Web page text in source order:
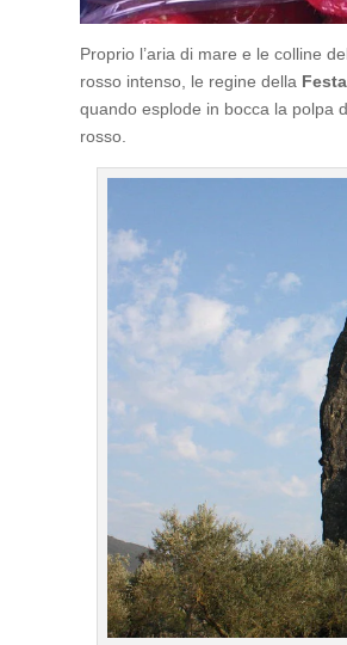
Proprio l’aria di mare e le colline
rosso intenso, le regine della
quando esplode in bocca la polpa
rosso.